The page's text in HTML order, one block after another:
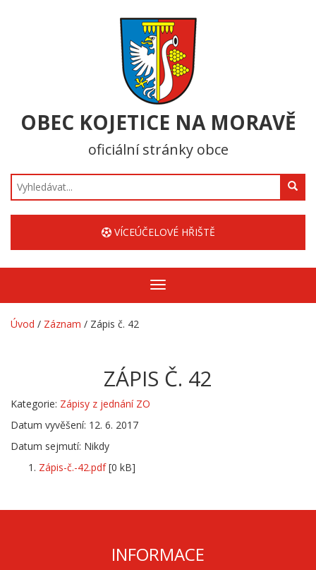
OBEC KOJETICE NA MORAVĚ
oficiální stránky obce
Hledat
VÍCEÚČELOVÉ HŘIŠTĚ
Zobrazit/skrýt
navigaci
Úvod / Záznam / Zápis č. 42
ZÁPIS Č. 42
Kategorie: Zápisy z jednání ZO
Datum vyvěšení: 12. 6. 2017
Datum sejmutí: Nikdy
Zápis-č.-42.pdf[0 kB]
INFORMACE